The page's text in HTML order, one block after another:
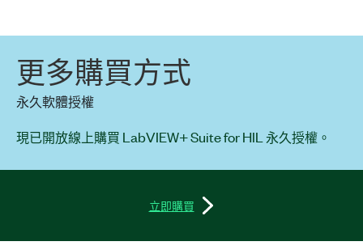
更多購買方式
永久軟體授權
現已開放線上購買 LabVIEW+ Suite for HIL 永久授權。
立即購買